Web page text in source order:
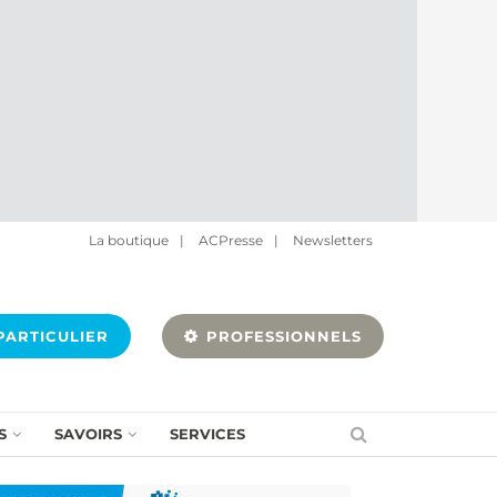
La boutique | ACPresse | Newsletters
PROFESSIONNELS
SAVOIRS SERVICES